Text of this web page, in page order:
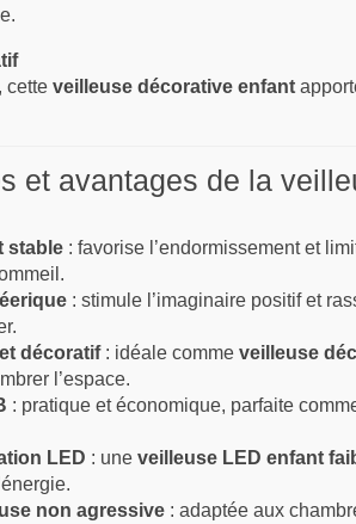
cette veilleuse décorative enfant
et avantages de la
stable : favorise l’endormissement et
: stimule l’imaginaire positif et
décoratif: idéale comme veilleuse
l’espace.
: pratique et économique, parfaite
LED : une veilleuse LED enfant
non agressive : adaptée aux